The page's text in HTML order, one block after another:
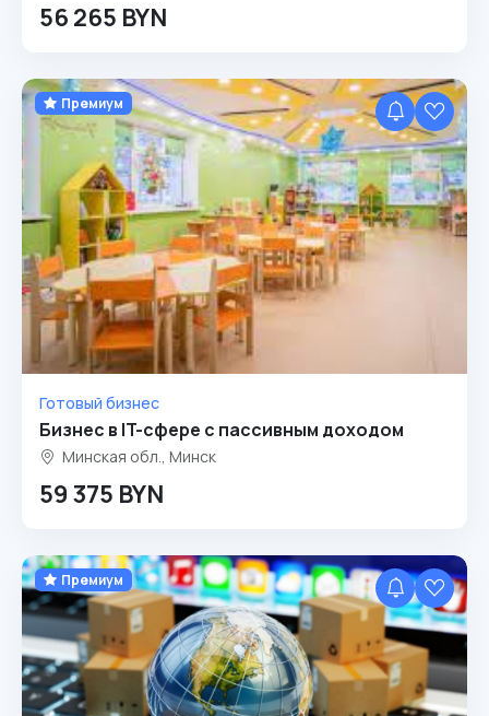
56 265 BYN
Премиум
Готовый бизнес
Бизнес в IT-сфере с пассивным доходом
Минская обл., Минск
59 375 BYN
Премиум